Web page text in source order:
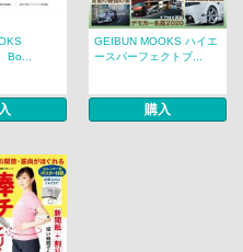
GEIBUN MOOKS ハイエ
ースパーフェクトブ...
購入